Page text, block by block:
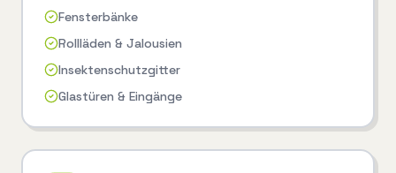
Fensterbänke
Rollläden & Jalousien
Insektenschutzgitter
Glastüren & Eingänge